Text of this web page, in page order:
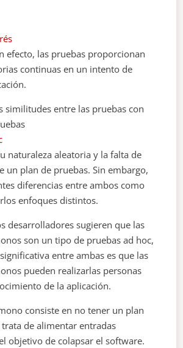
efecto, las pruebas proporcionan
continuas en un intento de
similitudes entre las pruebas con
naturaleza aleatoria y la falta de
un plan de pruebas. Sin embargo,
diferencias entre ambos como
enfoques distintos.
desarrolladores sugieren que las
son un tipo de pruebas ad hoc,
entre ambas es que las
pueden realizarlas personas
de la aplicación.
consiste en no tener un plan
trata de alimentar entradas
objetivo de colapsar el software.